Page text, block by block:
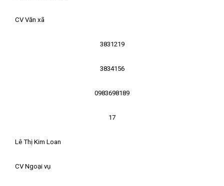
CV Văn xã
3831219
3834156
0983698189
17
Lê Thị Kim Loan
CV Ngoại vụ